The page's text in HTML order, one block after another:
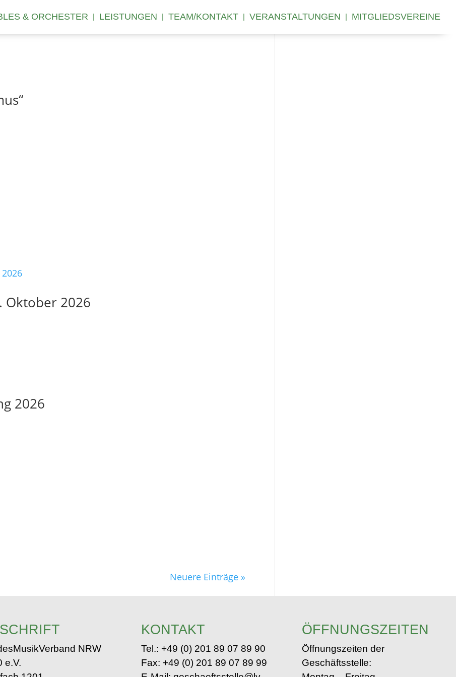
& ORCHESTER LEISTUNGEN TEAM/KONTAKT VERANSTALTUNGEN MITGLIEDSVEREINE
Oktober 2026
2026
Neuere Einträge »
NRW
e.V.
KONTAKT
Tel.: +49 (0) 201 89 07 89 90
Fax: +49 (0) 201 89 07 89 99
ÖFFNUNGSZEITEN
Öffnungszeiten der
Geschäftsstelle: